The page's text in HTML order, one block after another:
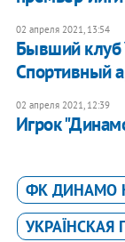
02 апреля 2021, 13:54
Бывший клуб
Спортивный
02 апреля 2021, 12:39
Игрок
ФК ДИНАМО
УКРАЇНСКАЯ